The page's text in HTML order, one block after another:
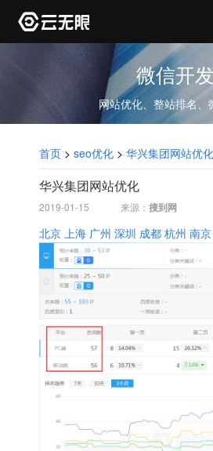
微信开发
网站优化、整站排名、
首页 > seo优化 > 华兴集团网站优化
华兴集团网站优化
2019-01-15 来源： 搜到网
北京 上海 广州 深圳 成都 杭州 南京